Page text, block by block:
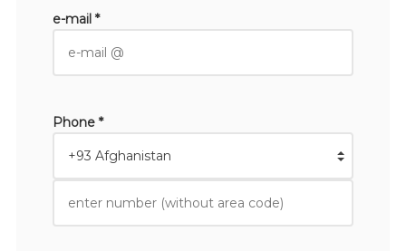
e-mail *
Phone *